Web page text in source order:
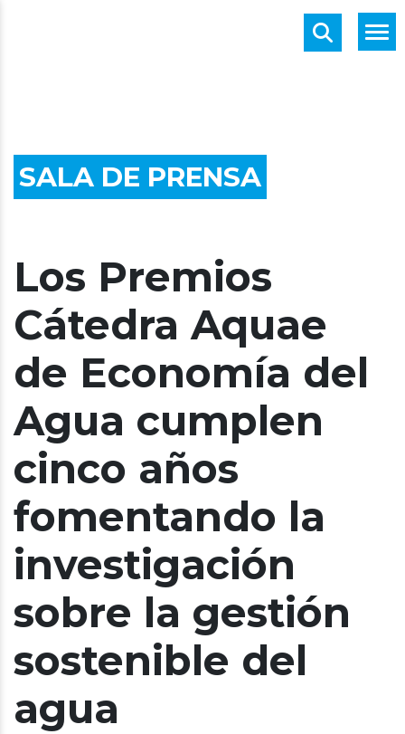
SALA DE PRENSA
Los Premios
Cátedra Aquae
de Economía del
Agua cumplen
cinco años
fomentando la
investigación
sobre la gestión
sostenible del
agua